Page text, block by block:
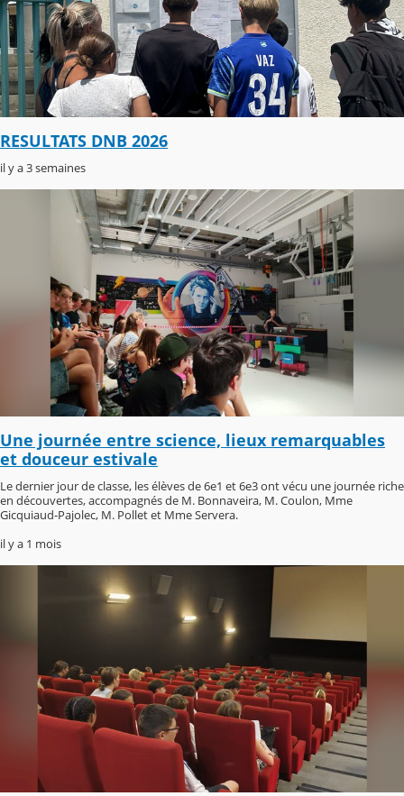
RESULTATS DNB 2026
il y a 3 semaines
Une journée entre science, lieux remarquables
et douceur estivale
Le dernier jour de classe, les élèves de 6e1 et 6e3 ont vécu une journée riche
en découvertes, accompagnés de M. Bonnaveira, M. Coulon, Mme
Gicquiaud-Pajolec, M. Pollet et Mme Servera.
il y a 1 mois